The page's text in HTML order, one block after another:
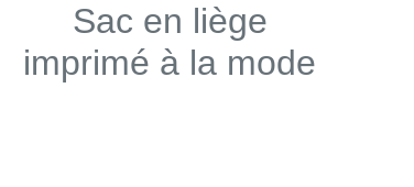
Sac en liège
imprimé à la mode